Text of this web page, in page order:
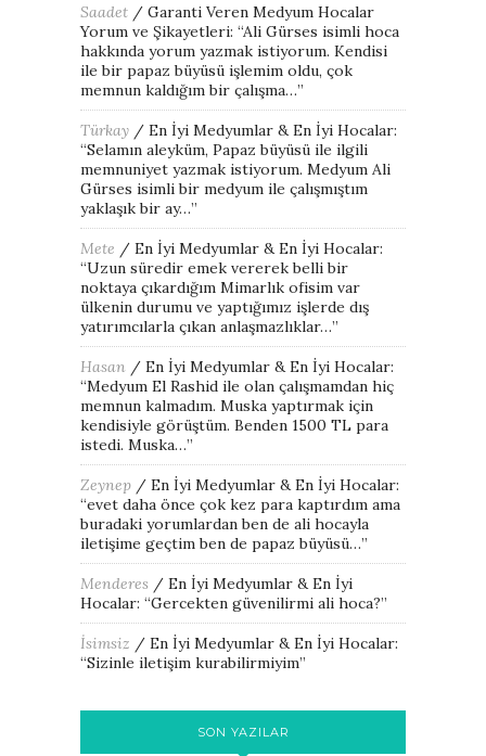
Saadet / Garanti Veren Medyum Hocalar
Yorum ve Şikayetleri: “Ali Gürses isimli hoca
hakkında yorum yazmak istiyorum. Kendisi
ile bir papaz büyüsü işlemim oldu, çok
memnun kaldığım bir çalışma…”
Türkay / En İyi Medyumlar & En İyi Hocalar:
“Selamın aleyküm, Papaz büyüsü ile ilgili
memnuniyet yazmak istiyorum. Medyum Ali
Gürses isimli bir medyum ile çalışmıştım
yaklaşık bir ay…”
Mete / En İyi Medyumlar & En İyi Hocalar:
“Uzun süredir emek vererek belli bir
noktaya çıkardığım Mimarlık ofisim var
ülkenin durumu ve yaptığımız işlerde dış
yatırımcılarla çıkan anlaşmazlıklar…”
Hasan / En İyi Medyumlar & En İyi Hocalar:
“Medyum El Rashid ile olan çalışmamdan hiç
memnun kalmadım. Muska yaptırmak için
kendisiyle görüştüm. Benden 1500 TL para
istedi. Muska…”
Zeynep / En İyi Medyumlar & En İyi Hocalar:
“evet daha önce çok kez para kaptırdım ama
buradaki yorumlardan ben de ali hocayla
iletişime geçtim ben de papaz büyüsü…”
Menderes / En İyi Medyumlar & En İyi
Hocalar: “Gercekten güvenilirmi ali hoca?”
İsimsiz / En İyi Medyumlar & En İyi Hocalar:
“Sizinle iletişim kurabilirmiyim”
SON YAZILAR